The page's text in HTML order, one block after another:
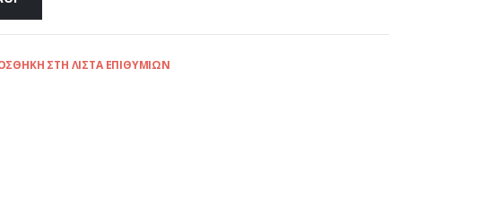
ΣΤΗ ΛΊΣΤΑ ΕΠΙΘΥΜΙΏΝ